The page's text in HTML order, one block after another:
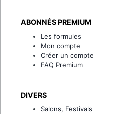
ABONNÉS PREMIUM
Les formules
Mon compte
Créer un compte
FAQ Premium
DIVERS
Salons, Festivals